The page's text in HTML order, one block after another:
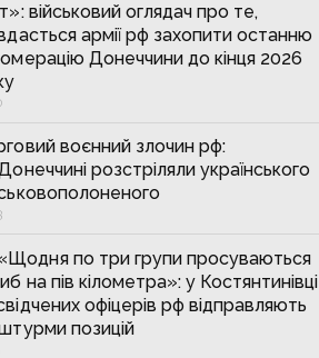
військовий оглядач про те,
армії рф захопити останню
Донеччини до кінця 2026
воєнний злочин рф:
розстріляли українського
по три групи просуваються
на пів кілометра»: у Костянтинівці
офіцерів рф відправляють
позицій